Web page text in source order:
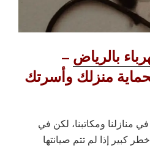
بالرياض –
منزلك وأسرتك
منازلنا ومكاتبنا، لكن في
كبير إذا لم تتم صيانتها